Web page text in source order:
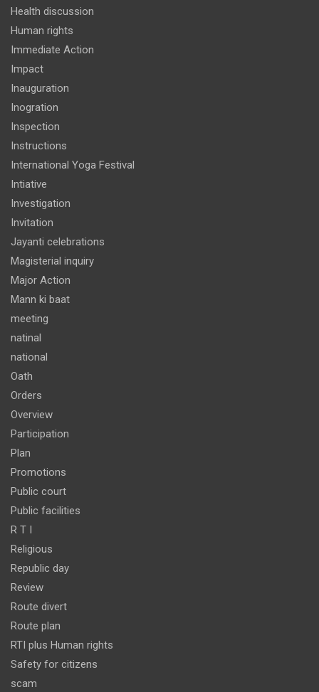
Health discussion
Human rights
Immediate Action
Impact
Inauguration
Inogration
Inspection
Instructions
International Yoga Festival
Intiative
Investigation
Invitation
Jayanti celebrations
Magisterial inquiry
Major Action
Mann ki baat
meeting
natinal
national
Oath
Orders
Overview
Participation
Plan
Promotions
Public court
Public facilities
R T I
Religious
Republic day
Review
Route divert
Route plan
RTI plus Human rights
Safety for citizens
scam